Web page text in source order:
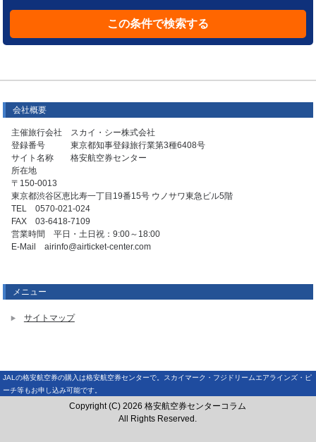
会社概要
主催旅行会社 スカイ・シー株式会社
登録番号 東京都知事登録旅行業第3種6408号
サイト名称 格安航空券センター
所在地
〒150-0013
東京都渋谷区恵比寿一丁目19番15号 ウノサワ東急ビル5階
TEL 0570-021-024
FAX 03-6418-7109
営業時間 平日・土日祝：9:00～18:00
E-Mail airinfo@airticket-center.com
メニュー
サイトマップ
JALの格安航空券の購入は格安航空券センターで。スカイマーク・フジドリームエアラインズ・ピ
ーチ等もお申し込み可能です。
Copyright (C) 2026 格安航空券センターコラム
All Rights Reserved.